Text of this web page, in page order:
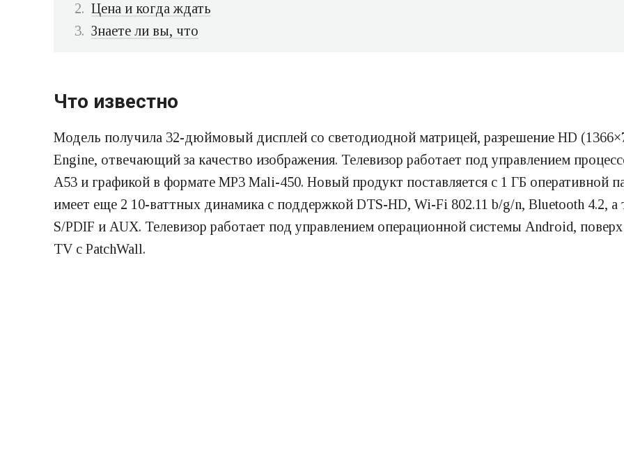
Цена и когда ждать
Знаете ли вы, что
Что известно
Модель получила 32-дюймовый дисплей со светодиодной матрицей, разрешение HD
Engine, отвечающий за качество изображения. Телевизор работает под управлением
A53 и графикой в формате MP3 Mali-450. Новый продукт поставляется с 1 ГБ оперативной
имеет еще 2 10-ваттных динамика с поддержкой DTS-HD, Wi-Fi 802.11 b/g/n, Bluetooth 4.2, а
S/PDIF и AUX. Телевизор работает под управлением операционной системы Android,
TV c PatchWall.